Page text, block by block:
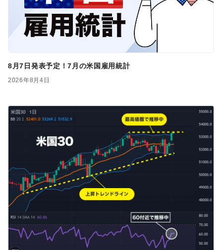
8月7日発表予定！7月の米国雇用統計
2026年8月4日